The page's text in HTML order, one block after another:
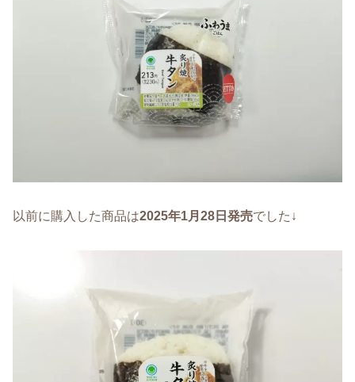
以前に購入した商品は2025年1月28日発売でした↓